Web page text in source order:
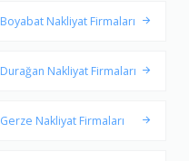
Boyabat Nakliyat Firmaları
Durağan Nakliyat Firmaları
Gerze Nakliyat Firmaları